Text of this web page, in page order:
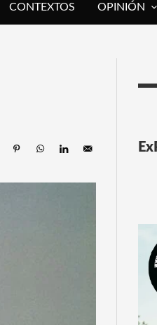
CONTEXTOS OPINIÓN